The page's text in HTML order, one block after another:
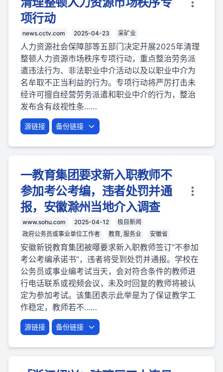
项行动
news.cctv.com 2025-04-23 采矿业
人力资源社会保障部等五部门决定开展2025年清理
整顿人力资源市场秩序专项行动，重点整治劳务派
遣违法行为、非法职业中介活动以及以职业中介为
名牟取不正当利益的行为。专项行动将严厉打击未
经许可擅自经营劳务派遣和职业中介的行为，整治
发布含有歧视性条……
源链接 备份链接
一教育集团要求新入职教师不
参加考公考编，违者处罚并通
报，安徽滁州当地介入调查
www.sohu.com 2025-04-12
极目新闻
政府公务员或事业单位工作者
教育, 服务业 安徽省
安徽新锐教育集团被曝要求新入职教师签订“不参加
考公考编承诺书”，违者将受到处罚并通报。学校在
公务员或事业编考试当天，会对符合条件的教师进
行电话联系或视频会议，未及时回复的教师将被认
定为参加考试。该集团表示此举是为了保证教学工
作稳定，教师若不……
源链接 备份链接